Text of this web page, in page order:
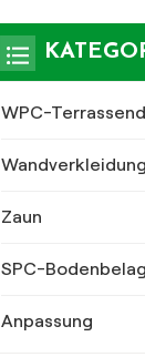
WPC-
Wandverkleidung
Zaun
SPC-Bodenbelag
Anpassung